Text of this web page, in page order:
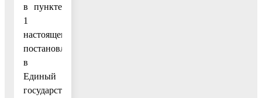
в пункте
1
настоящего
постановления,
в
Единый
государственный